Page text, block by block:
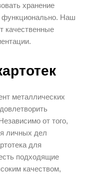
хранение
функционально. Наш
качественные
металлических
от того,
личных дел
для
подходящие
качеством,